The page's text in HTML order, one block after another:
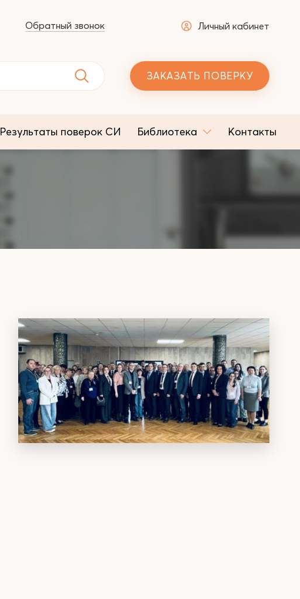
Обратный звонок Личный кабинет
ЗАКАЗАТЬ ПОВЕРКУ
Результаты поверок СИ Библиотека Контакты